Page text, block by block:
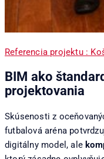
Referencia projektu :
BIM ako
projektovania
Skúsenosti z
futbalová aréna
digitálny model, ale